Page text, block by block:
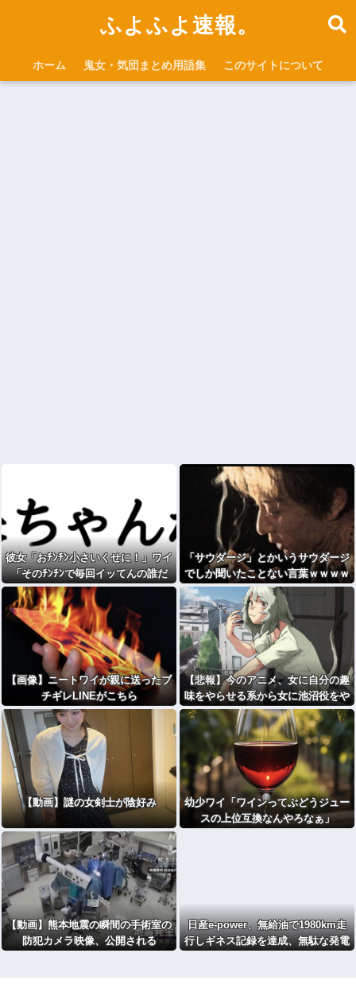
ふよふよ速報。
ホーム 鬼女・気団まとめ用語集 このサイトについて
彼女「おﾁﾝﾁﾝ小さいくせに！」ワイ
「そのﾁﾝﾁﾝで毎回イッてんの誰だ
よ」ドンッ！wwww
「サウダージ」とかいうサウダージ
でしか聞いたことない言葉ｗｗｗｗ
ｗｗｗｗ
【画像】ニートワイが親に送ったブ
チギレLINEがこちら
【悲報】今のアニメ、女に自分の趣
味をやらせる系から女に池沼役をや
らせる系へ変化
【動画】謎の女剣士が陰好み
幼少ワイ「ワインってぶどうジュー
スの上位互換なんやろなぁ」
【動画】熊本地震の瞬間の手術室の
防犯カメラ映像、公開される
日産e-power、無給油で1980km走
行しギネス記録を達成、無駄な発電